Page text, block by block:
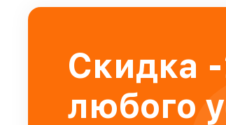
Скидка
любого